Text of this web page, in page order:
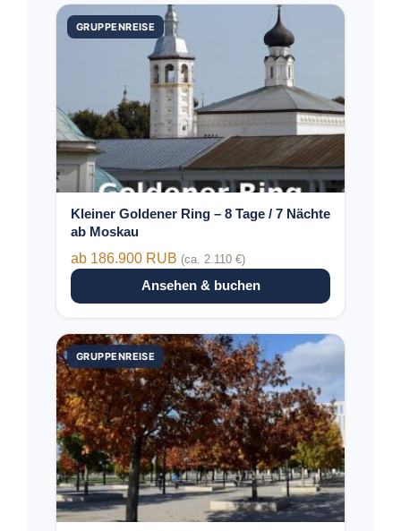
GRUPPENREISE
Kleiner Goldener Ring – 8 Tage / 7 Nächte
ab Moskau
ab 186.900 RUB (ca. 2.110 €)
Ansehen & buchen
Dieses
Produkt
auf.
Die
Optionen
können
auf
der
Produktseite
gewählt
werden
GRUPPENREISE
Dieses
Produkt
weist
mehrere
Varianten
auf.
Die
Optionen
können
auf